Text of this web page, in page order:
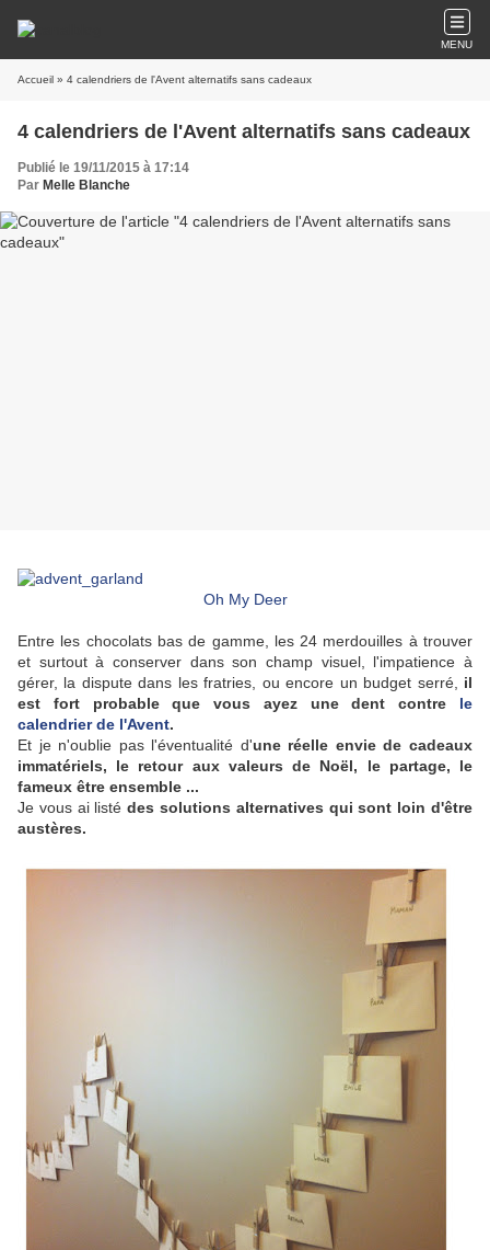
MENU
Accueil » 4 calendriers de l'Avent alternatifs sans cadeaux
4 calendriers de l'Avent alternatifs sans cadeaux
Publié le 19/11/2015 à 17:14
Par Melle Blanche
Oh My Deer
Entre les chocolats bas de gamme, les 24 merdouilles à trouver
et surtout à conserver dans son champ visuel, l'impatience à
gérer, la dispute dans les fratries, ou encore un budget serré, il
est fort probable que vous ayez une dent contre le
calendrier de l'Avent.
Et je n'oublie pas l'éventualité d'une réelle envie de cadeaux
immatériels, le retour aux valeurs de Noël, le partage, le
fameux être ensemble ...
Je vous ai listédes solutions alternatives qui sont loin d'être
austères.